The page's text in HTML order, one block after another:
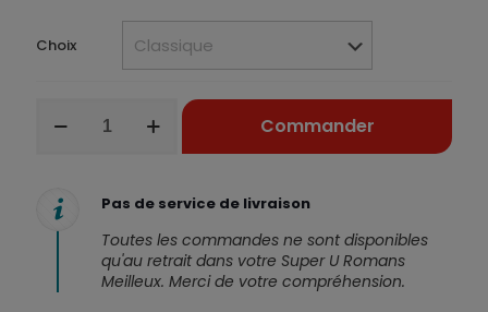
Choix
pièces
Commander
Pas de service de livraison
Toutes les commandes ne sont disponibles
qu'au retrait dans votre Super U Romans
Meilleux. Merci de votre compréhension.